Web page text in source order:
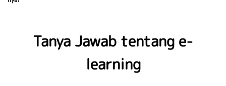
Tanya Jawab tentang e-
learning